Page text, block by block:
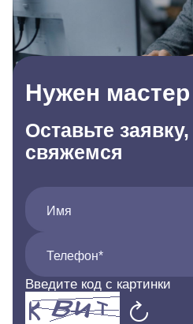
Нужен
Оставьте
свяжемся
Имя
Телефон*
Введите код с картинки